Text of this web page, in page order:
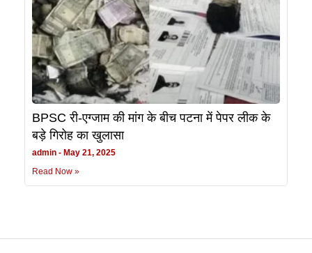
BPSC री-एग्जाम की मांग के बीच पटना में पेपर लीक के
बड़े गिरोह का खुलासा
admin
May 21, 2025
Read Now »